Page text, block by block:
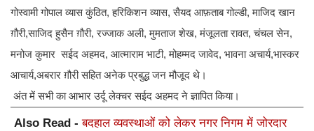
गोस्वामी गोपाल व्यास कुंठित, हरिकिशन व्यास, सैयद आफ़ताब गोल्डी, माजिद खान
ग़ौरी,साजिद हुसैन ग़ौरी, रज्जाक अली, मुमताज शेख, मंजूलता रावत, चंचल सेन,
मनोज कुमार सईद अहमद, आत्माराम भाटी, मोहम्मद जावेद, भावना अचार्य,भास्कर
आचार्य,अबरार ग़ौरी सहित अनेक प्रबुद्ध जन मौजूद थे।
अंत में सभी का आभार उर्दू लेक्चर सईद अहमद ने ज्ञापित किया।
Also Read -बदहाल व्यवस्थाओं को लेकर नगर निगम में जोरदार